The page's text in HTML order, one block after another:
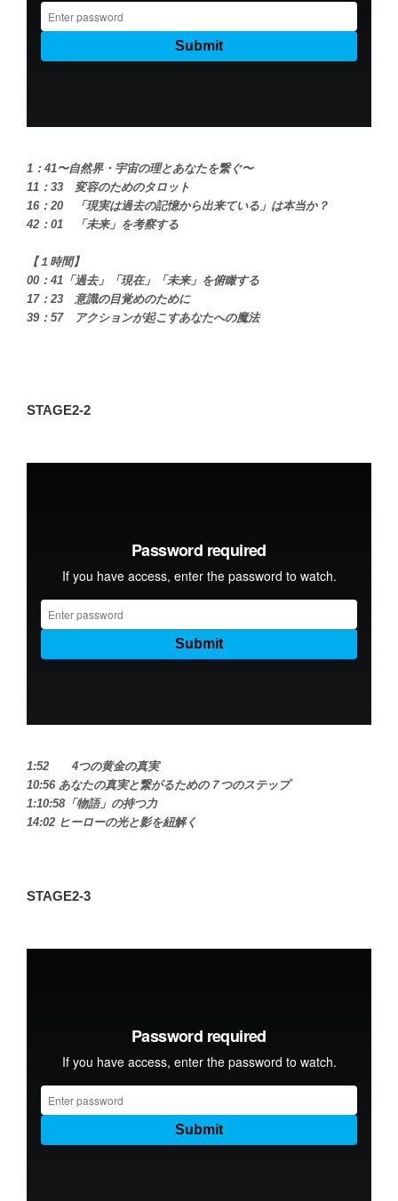
1：41〜自然界・宇宙の理とあなたを繋ぐ〜
11：33 変容のためのタロット
16：20 「現実は過去の記憶から出来ている」は本当か？
42：01 「未来」を考察する
【１時間】
00：41「過去」「現在」「未来」を俯瞰する
17：23 意識の目覚めのために
39：57 アクションが起こすあなたへの魔法
STAGE2-2
1:52 4つの黄金の真実
10:56 あなたの真実と繋がるための７つのステップ
1:10:58「物語」の持つ力
14:02 ヒーローの光と影を紐解く
STAGE2-3